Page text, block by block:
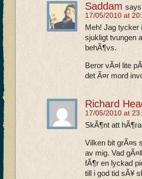
Saddam
17/05/2010 at
Meh! Jag tycker
sjukligt tvungen
behÃ¶vs.
Beror vÃ¤l lite
det Ã¤r mord
Richard
17/05/2010 at
SkÃ¶nt att
Vilken bit grÃ¤s
av mig. Vad
fÃ¶r en lyckad
till i god tid sÃ¥